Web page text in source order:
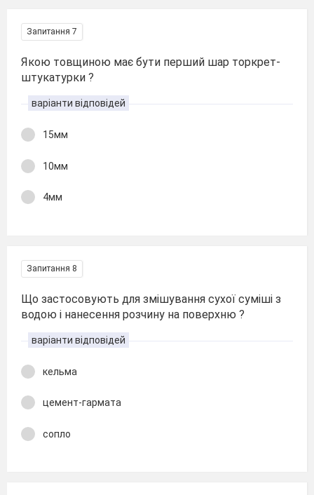
Запитання 7
Якою товщиною має бути перший шар торкрет-
штукатурки ?
варіанти відповідей
15мм
10мм
4мм
Запитання 8
Що застосовують для змішування сухої суміші з
водою і нанесення розчину на поверхню ?
варіанти відповідей
кельма
цемент-гармата
сопло